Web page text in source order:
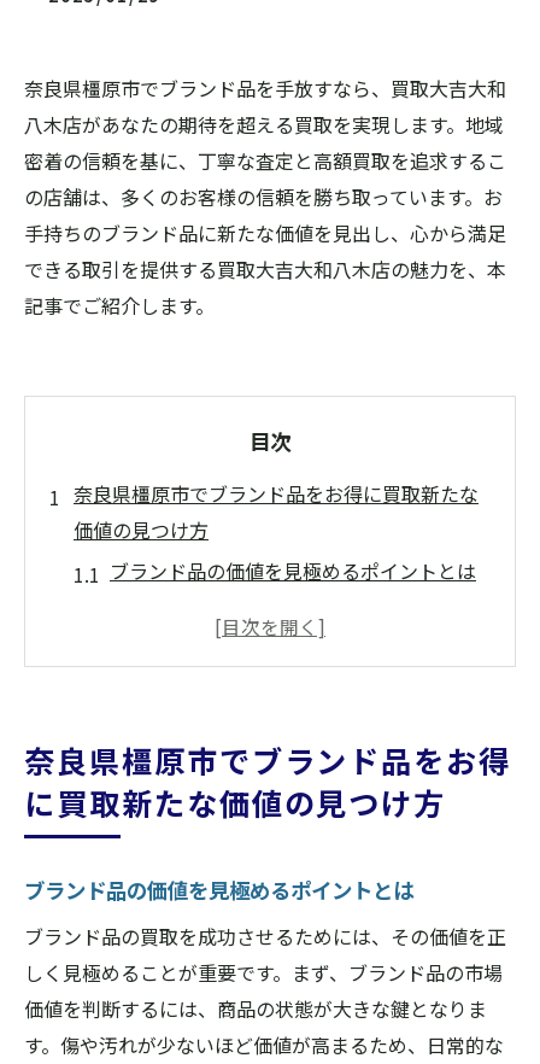
奈良県橿原市でブランド品を手放すなら、買取大吉大和
八木店があなたの期待を超える買取を実現します。地域
密着の信頼を基に、丁寧な査定と高額買取を追求するこ
の店舗は、多くのお客様の信頼を勝ち取っています。お
手持ちのブランド品に新たな価値を見出し、心から満足
できる取引を提供する買取大吉大和八木店の魅力を、本
記事でご紹介します。
目次
奈良県橿原市でブランド品をお得に買取新たな
価値の見つけ方
ブランド品の価値を見極めるポイントとは
奈良県橿原市で買取を成功させる秘訣
地域密着型だからこそできるお得な買取
奈良県橿原市でブランド品を最大限に活用
する方法
地域密着の信頼を基にした買取大吉大和八木店
の魅力
長年の実績が支える地域密着型の魅力
信頼される理由とその背景
地域のニーズに応える柔軟な対応
奈良県橿原市でブランド品をお得
に買取新たな価値の見つけ方
ブランド品の価値を見極めるポイントとは
ブランド品の買取を成功させるためには、その価値を正
しく見極めることが重要です。まず、ブランド品の市場
価値を判断するには、商品の状態が大きな鍵となりま
す。傷や汚れが少ないほど価値が高まるため、日常的な